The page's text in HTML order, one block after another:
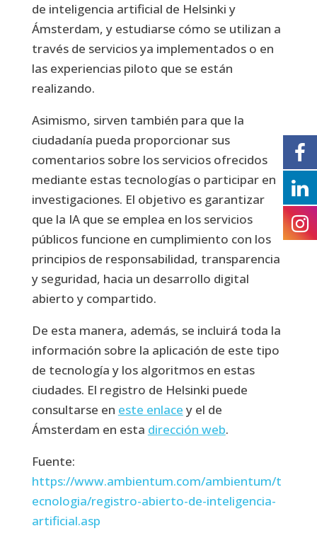
de inteligencia artificial de Helsinki y
Ámsterdam, y estudiarse cómo se utilizan a
través de servicios ya implementados o en
las experiencias piloto que se están
realizando.
Asimismo, sirven también para que la
ciudadanía pueda proporcionar sus
comentarios sobre los servicios ofrecidos
mediante estas tecnologías o participar en
investigaciones. El objetivo es garantizar
que la IA que se emplea en los servicios
públicos funcione en cumplimiento con los
principios de responsabilidad, transparencia
y seguridad, hacia un desarrollo digital
abierto y compartido.
De esta manera, además, se incluirá toda la
información sobre la aplicación de este tipo
de tecnología y los algoritmos en estas
ciudades. El registro de Helsinki puede
consultarse en este enlace y el de
Ámsterdam en esta dirección web.
Fuente:
https://www.ambientum.com/ambientum/t
ecnologia/registro-abierto-de-inteligencia-
artificial.asp